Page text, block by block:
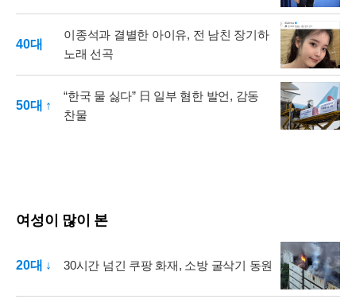
40대
이종석과 결별한 아이유, 전 남친 장기하
노래 선곡
50대 ↑
“한국 물 싫다” 日 일부 혐한 발언, 감동
찬물
여성이 많이 본
20대 ↓ 30시간 넘긴 쿠팡 화재, 소방 굴삭기 동원